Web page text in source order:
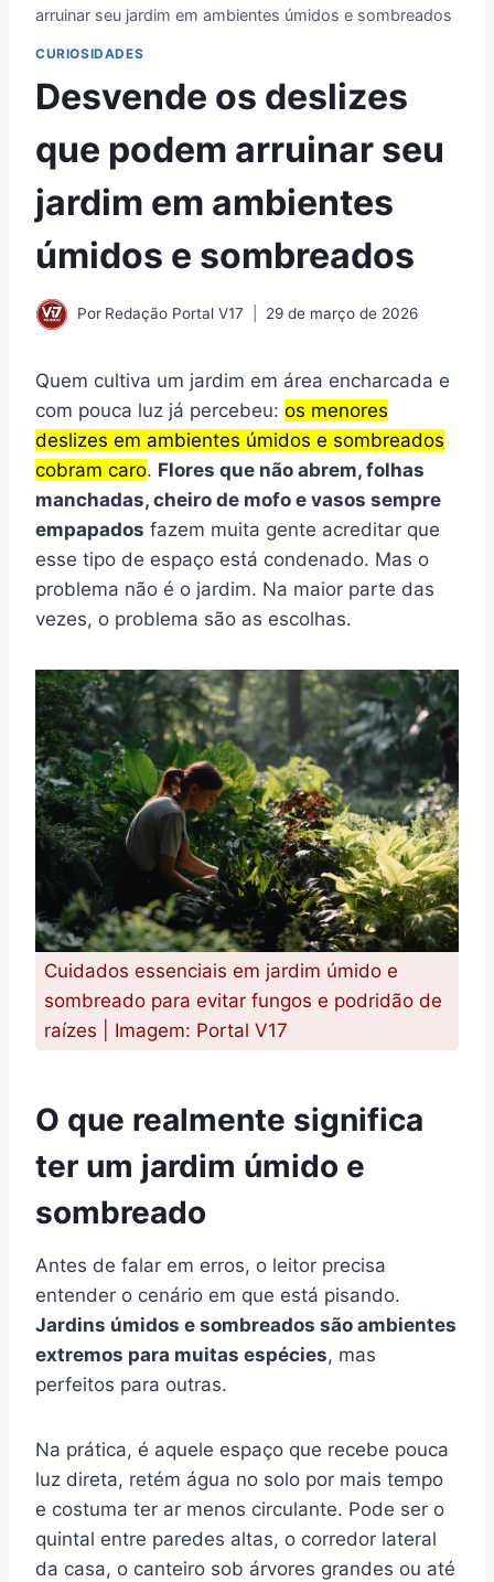
arruinar seu jardim em ambientes úmidos e sombreados
CURIOSIDADES
Desvende os deslizes
que podem arruinar seu
jardim em ambientes
úmidos e sombreados
Por Redação Portal V17 29 de março de 2026
Quem cultiva um jardim em área encharcada e
com pouca luz já percebeu: os menores
deslizes em ambientes úmidos e sombreados
cobram caro. Flores que não abrem, folhas
manchadas, cheiro de mofo e vasos sempre
empapados fazem muita gente acreditar que
esse tipo de espaço está condenado. Mas o
problema não é o jardim. Na maior parte das
vezes, o problema são as escolhas.
Cuidados essenciais em jardim úmido e
sombreado para evitar fungos e podridão de
raízes | Imagem: Portal V17
O que realmente significa
ter um jardim úmido e
sombreado
Antes de falar em erros, o leitor precisa
entender o cenário em que está pisando.
Jardins úmidos e sombreados são ambientes
extremos para muitas espécies, mas
perfeitos para outras.
Na prática, é aquele espaço que recebe pouca
luz direta, retém água no solo por mais tempo
e costuma ter ar menos circulante. Pode ser o
quintal entre paredes altas, o corredor lateral
da casa, o canteiro sob árvores grandes ou até